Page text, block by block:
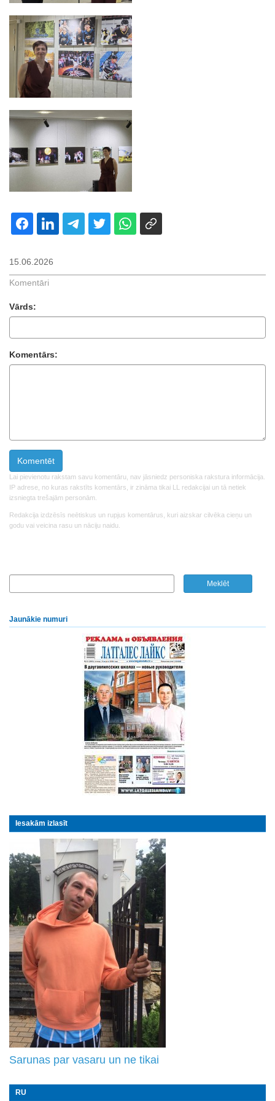
15.06.2026
Komentāri
Vārds:
Komentārs:
Lai pievienotu rakstam savu komentāru, nav jāsniedz personiska rakstura informācija.
IP adrese, no kuras rakstīts komentārs, ir zināma tikai LL redakcijai un tā netiek
izsniegta trešajām personām.
Redakcija izdzēsīs neētiskus un rupjus komentārus, kuri aizskar cilvēka cieņu un
godu vai veicina rasu un nāciju naidu.
Jaunākie numuri
Iesakām izlasīt
Sarunas par vasaru un ne tikai
RU